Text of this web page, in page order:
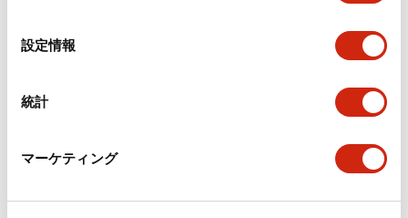
設定情報
統計
マーケティング
電気的仕様(照光部定格)
環境仕様
機能仕様